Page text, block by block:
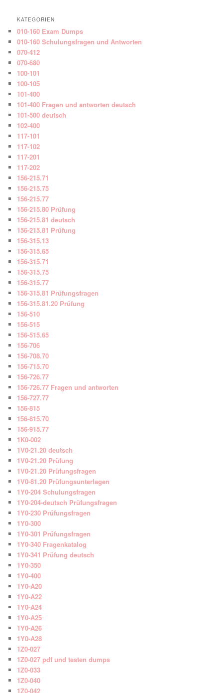
KATEGORIEN
010-160 Exam Dumps
010-160 Schulungsfragen und Antworten
070-412
070-680
100-101
100-105
101-400
101-400 Fragen und antworten deutsch
101-500 deutsch
102-400
117-101
117-102
117-201
117-202
156-215.71
156-215.75
156-215.77
156-215.80 Prüfung
156-215.81 deutsch
156-215.81 Prüfung
156-315.13
156-315.65
156-315.71
156-315.75
156-315.77
156-315.81 Prüfungsfragen
156-315.81.20 Prüfung
156-510
156-515
156-515.65
156-706
156-708.70
156-715.70
156-726.77
156-726.77 Fragen und antworten
156-727.77
156-815
156-815.70
156-915.77
1K0-002
1V0-21.20 deutsch
1V0-21.20 Prüfung
1V0-21.20 Prüfungsfragen
1V0-81.20 Prüfungsunterlagen
1Y0-204 Schulungsfragen
1Y0-204-deutsch Prüfungsfragen
1Y0-230 Prüfungsfragen
1Y0-300
1Y0-301 Prüfungsfragen
1Y0-340 Fragenkatalog
1Y0-341 Prüfung deutsch
1Y0-350
1Y0-400
1Y0-A20
1Y0-A22
1Y0-A24
1Y0-A25
1Y0-A26
1Y0-A28
1Z0-027
1Z0-027 pdf und testen dumps
1Z0-033
1Z0-040
1Z0-042